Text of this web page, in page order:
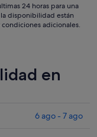
24 horas para una
la disponibilidad están
adicionales.
en
6 ago - 7 ago